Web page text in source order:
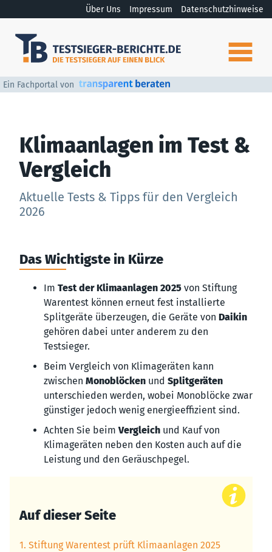
Über Uns Impressum Datenschutzhinweise
Ein Fachportal von
Klimaanlagen im Test &
Vergleich
Aktuelle Tests & Tipps für den Vergleich
2026
Das Wichtigste in Kürze
Im Test der Klimaanlagen 2025 von Stiftung
Warentest können erneut fest installierte
Splitgeräte überzeugen, die Geräte von Daikin
gehören dabei unter anderem zu den
Testsieger.
Beim Vergleich von Klimageräten kann
zwischen Monoblöcken und Splitgeräten
unterschieden werden, wobei Monoblöcke zwar
günstiger jedoch wenig energieeffizient sind.
Achten Sie beimVergleich und Kauf von
Klimageräten neben den Kosten auch auf die
Leistung und den Geräuschpegel.
Auf dieser Seite
1. Stiftung Warentest prüft Klimaanlagen 2025